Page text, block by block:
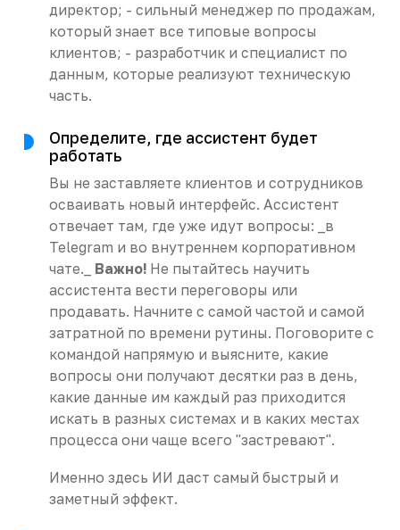
директор; - сильный менеджер по продажам,
который знает все типовые вопросы
клиентов; - разработчик и специалист по
данным, которые реализуют техническую
часть.
Определите, где ассистент будет
работать
Вы не заставляете клиентов и сотрудников
осваивать новый интерфейс. Ассистент
отвечает там, где уже идут вопросы: _в
Telegram и во внутреннем корпоративном
чате._ Важно!Не пытайтесь научить
ассистента вести переговоры или
продавать. Начните с самой частой и самой
затратной по времени рутины. Поговорите с
командой напрямую и выясните, какие
вопросы они получают десятки раз в день,
какие данные им каждый раз приходится
искать в разных системах и в каких местах
процесса они чаще всего "застревают".
Именно здесь ИИ даст самый быстрый и
заметный эффект.